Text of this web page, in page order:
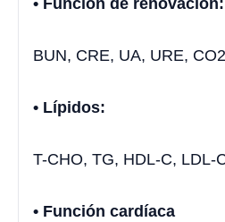
BUN, CRE, UA, URE,
• Lípidos:
T-CHO, TG, HDL-C, LDL-
• Función cardíaca